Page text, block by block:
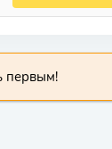
первым!